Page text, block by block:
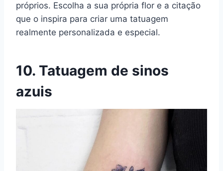
próprios. Escolha a sua própria flor e a citação
que o inspira para criar uma tatuagem
realmente personalizada e especial.
10. Tatuagem de sinos
azuis